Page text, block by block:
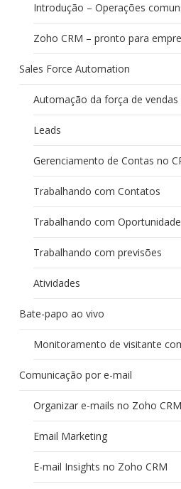
Introdução – Operações
Zoho CRM – pronto para
Sales Force Automation
Automação da força de vendas
Leads
Gerenciamento de Contas no
Trabalhando com Contatos
Trabalhando com
Trabalhando com previsões
Atividades
Bate-papo ao vivo
Monitoramento de visitante
Comunicação por e-mail
Organizar e-mails no Zoho CRM
Email Marketing
E-mail Insights no Zoho CRM